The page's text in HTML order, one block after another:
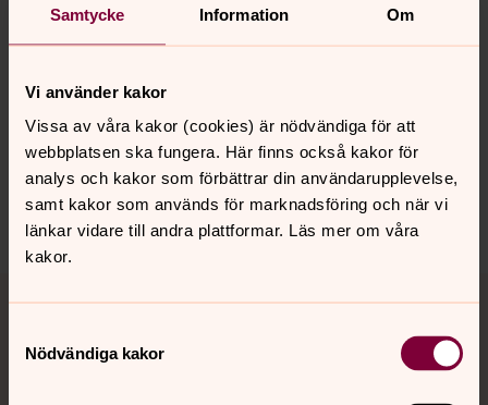
Samtycke Information Om
Vi använder kakor
Vissa av våra kakor (cookies) är nödvändiga för att
webbplatsen ska fungera. Här finns också kakor för
analys och kakor som förbättrar din användarupplevelse,
samt kakor som används för marknadsföring och när vi
länkar vidare till andra plattformar. Läs mer om våra
kakor.
Nödvändiga kakor
Senast ändrad 11 maj 2026
innehåll?
knista.forsamling@svenskakyrkan.se
Dela